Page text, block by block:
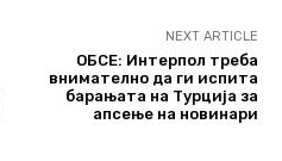
NEXT ARTICLE
ОБСЕ: Интерпол треба
внимателно да ги испита
барањата на Турција за
апсење на новинари